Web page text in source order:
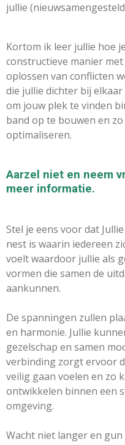
jullie
Kortom ik leer jullie hoe
constructieve manier
oplossen van conflicten
die jullie dichter bij
om jouw plek te vinden
band op te bouwen en
optimaliseren.
Aarzel niet en neem
meer informatie.
Stel je eens voor dat
nest is waarin iedereen
voelt waardoor jullie als
vormen die samen de
aankunnen.
De spanningen zullen
en harmonie. Jullie
gezelschap en samen
verbinding zorgt ervoor
veilig gaan voelen en zo
ontwikkelen binnen een
omgeving.
Wacht niet langer en